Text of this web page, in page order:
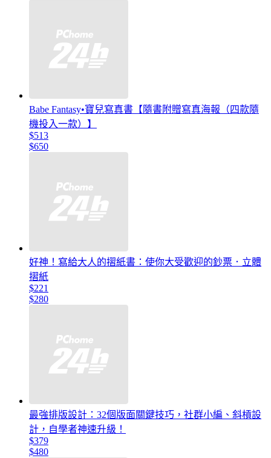
Babe Fantasy•寶兒寫真書【隨書附贈寫真海報（四款隨
機投入一款）】
$513
$650
好神！寫給大人的摺紙書：使你大受歡迎的鈔票．立體
摺紙
$221
$280
最強排版設計：32個版面關鍵技巧，社群小編、斜槓設
計，自學者神速升級！
$379
$480